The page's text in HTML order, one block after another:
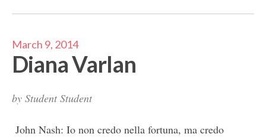
March 9, 2014
Diana Varlan
by Student Student
John Nash: Io non credo nella fortuna, ma credo